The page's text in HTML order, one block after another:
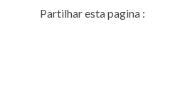
Partilhar esta pagina :